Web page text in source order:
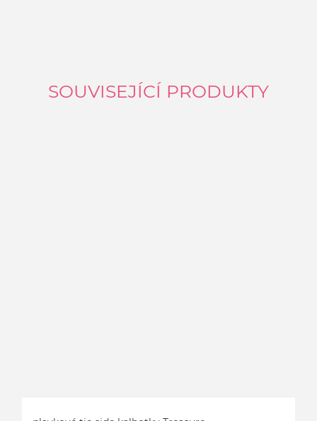
SOUVISEJÍCÍ PRODUKTY